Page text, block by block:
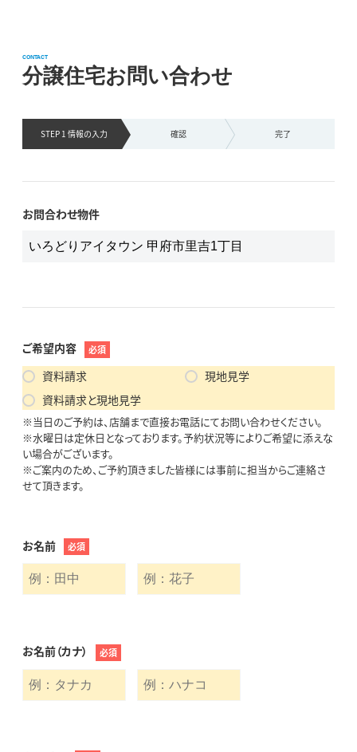
分譲住宅お問い合わせ
CONTACT
STEP 1 情報の入力 確認 完了
お問合わせ物件
ご希望内容 必須
資料請求
現地見学
資料請求と現地見学
※当日のご予約は、店舗まで直接お電話にてお問い合わせください。
※水曜日は定休日となっております。予約状況等によりご希望に添えな
い場合がございます。
※ご案内のため、ご予約頂きました皆様には事前に担当からご連絡さ
せて頂きます。
お名前 必須
お名前（カナ） 必須